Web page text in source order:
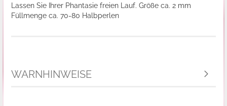
Lassen Sie Ihrer Phantasie freien Lauf. Größe ca. 2 mm
Füllmenge ca. 70-80 Halbperlen
WARNHINWEISE